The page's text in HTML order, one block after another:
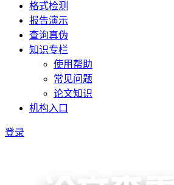
格式检测
报告演示
查询真伪
知识专栏
使用帮助
常见问题
论文知识
机构入口
登录